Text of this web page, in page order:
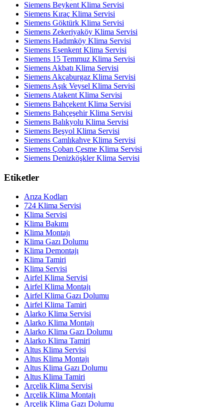
Siemens Beykent Klima Servisi
Siemens Kıraç Klima Servisi
Siemens Göktürk Klima Servisi
Siemens Zekeriyaköy Klima Servisi
Siemens Hadımköy Klima Servisi
Siemens Esenkent Klima Servisi
Siemens 15 Temmuz Klima Servisi
Siemens Akbatı Klima Servisi
Siemens Akçaburgaz Klima Servisi
Siemens Aşık Veysel Klima Servisi
Siemens Atakent Klima Servisi
Siemens Bahçekent Klima Servisi
Siemens Bahçeşehir Klima Servisi
Siemens Balıkyolu Klima Servisi
Siemens Beşyol Klima Servisi
Siemens Camlıkahve Klima Servisi
Siemens Çoban Çesme Klima Servisi
Siemens Denizköşkler Klima Servisi
Etiketler
Arıza Kodları
724 Klima Servisi
Klima Servisi
Klima Bakımı
Klima Montajı
Klima Gazı Dolumu
Klima Demontajı
Klima Tamiri
Klima Servisi
Airfel Klima Servisi
Airfel Klima Montajı
Airfel Klima Gazı Dolumu
Airfel Klima Tamiri
Alarko Klima Servisi
Alarko Klima Montajı
Alarko Klima Gazı Dolumu
Alarko Klima Tamiri
Altus Klima Servisi
Altus Klima Montajı
Altus Klima Gazı Dolumu
Altus Klima Tamiri
Arçelik Klima Servisi
Arçelik Klima Montajı
Arçelik Klima Gazı Dolumu